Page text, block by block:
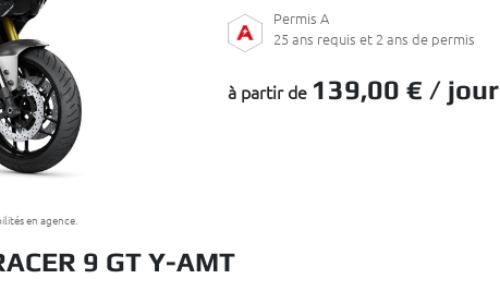
en agence.
Permis A
25 ans requis et 2 ans de permis
à partir de 139,00 € / jour
9 GT Y-AMT